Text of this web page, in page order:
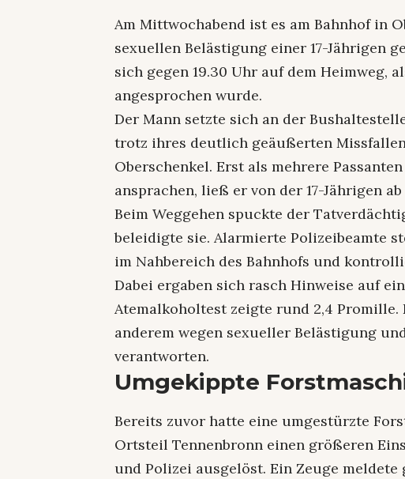
Am Mittwochabend ist es am Bahnhof in
sexuellen Belästigung einer 17-Jährigen
sich gegen 19.30 Uhr auf dem Heimweg,
angesprochen wurde.
Der Mann setzte sich an der
trotz ihres deutlich geäußerten
Oberschenkel. Erst als mehrere
ansprachen, ließ er von der 17-Jährigen
Beim Weggehen spuckte der
beleidigte sie. Alarmierte Polizeibeamte
im Nahbereich des Bahnhofs und
Dabei ergaben sich rasch Hinweise auf
Atemalkoholtest zeigte rund 2,4
anderem wegen sexueller Belästigung
verantworten.
Umgekippte
Bereits zuvor hatte eine umgestürzte
Ortsteil Tennenbronn einen größeren
und Polizei ausgelöst. Ein Zeuge meldete